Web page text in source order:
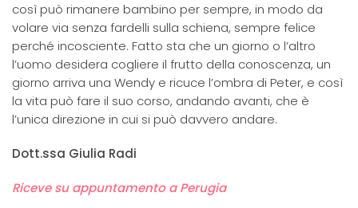
così può rimanere bambino per sempre, in modo da
volare via senza fardelli sulla schiena, sempre felice
perché incosciente. Fatto sta che un giorno o l’altro
l’uomo desidera cogliere il frutto della conoscenza, un
giorno arriva una Wendy e ricuce l’ombra di Peter, e così
la vita può fare il suo corso, andando avanti, che è
l’unica direzione in cui si può davvero andare.
Dott.ssa Giulia Radi
Riceve su appuntamento a Perugia